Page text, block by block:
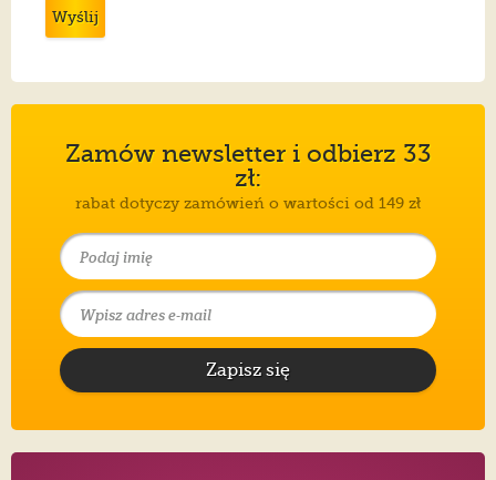
Wyślij
Zamów newsletter i odbierz 33
zł:
rabat dotyczy zamówień o wartości od 149 zł
Zapisz się